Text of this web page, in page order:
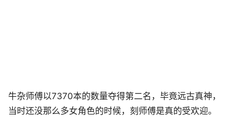
牛杂师傅以7370本的数量夺得第二名，毕竟远古真神，
当时还没那么多女角色的时候，刻师傅是真的受欢迎。